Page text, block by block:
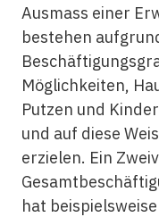
Ausmass einer
bestehen
Möglichkeiten,
Putzen und
und auf diese
erzielen. Ein
hat